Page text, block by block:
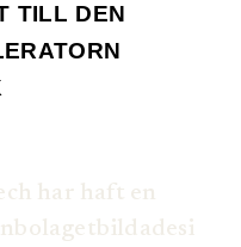
TILL DEN
har haft en